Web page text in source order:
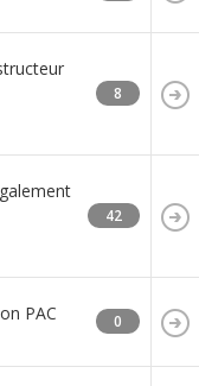
8
42
PAC 0